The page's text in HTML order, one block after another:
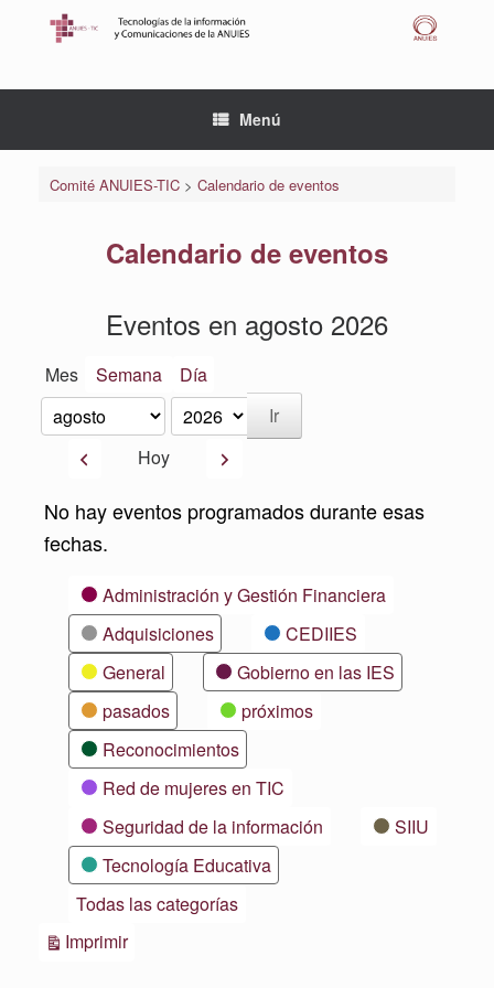
Menú
Comité ANUIES-TIC> Calendario de eventos
Calendario de eventos
Eventos en agosto 2026
Mes Semana Día
Mes
Año
AnteriorHoy Siguiente
No hay eventos programados durante esas
fechas.
CategoríasAdministración y Gestión Financiera
Adquisiciones
CEDIIES
General
Gobierno en las IES
pasados
próximos
Reconocimientos
Red de mujeres en TIC
Seguridad de la información
SIIU
Tecnología Educativa
Todas las categorías
ImprimirVistas